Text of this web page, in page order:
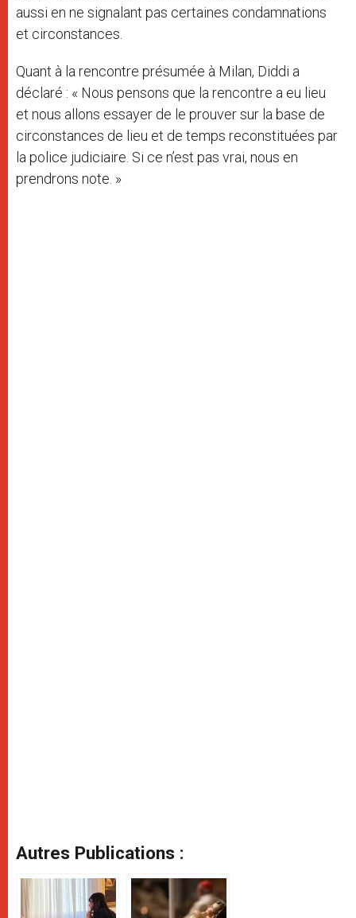
aussi en ne signalant pas certaines condamnations
et circonstances.
Quant à la rencontre présumée à Milan, Diddi a
déclaré : « Nous pensons que la rencontre a eu lieu
et nous allons essayer de le prouver sur la base de
circonstances de lieu et de temps reconstituées par
la police judiciaire. Si ce n’est pas vrai, nous en
prendrons note. »
Autres Publications :